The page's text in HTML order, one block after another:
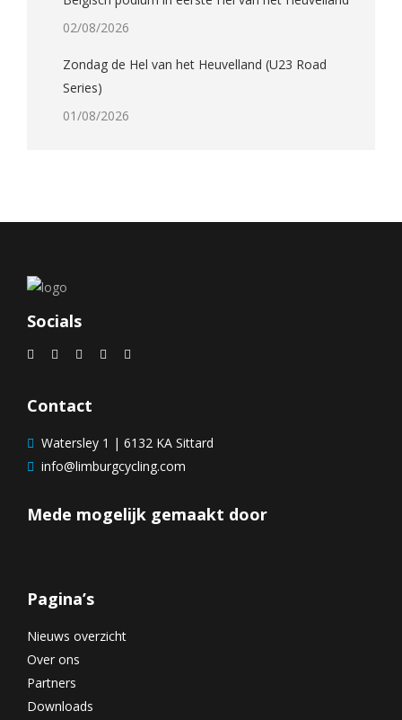
02/08/2026
Zondag de Hel van het Heuvelland (U23 Road
Series)
01/08/2026
Socials
Contact
Watersley 1 | 6132 KA Sittard
info@limburgcycling.com
Mede mogelijk gemaakt door
Pagina’s
Nieuws overzicht
Over ons
Partners
Downloads